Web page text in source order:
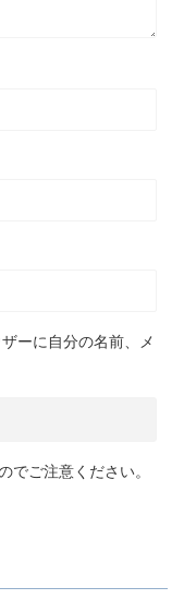
ーに自分の名前、メ
でご注意ください。